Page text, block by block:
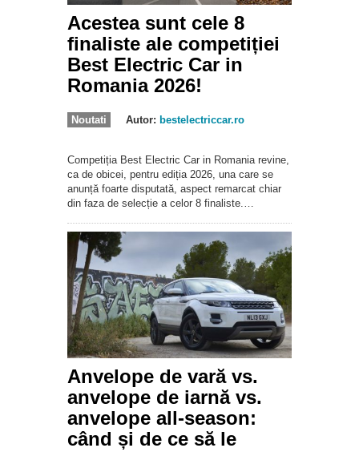
Acestea sunt cele 8
finaliste ale competiției
Best Electric Car in
Romania 2026!
Noutati Autor: bestelectriccar.ro
Competiția Best Electric Car in Romania revine,
ca de obicei, pentru ediția 2026, una care se
anunță foarte disputată, aspect remarcat chiar
din faza de selecție a celor 8 finaliste.…
Anvelope de vară vs.
anvelope de iarnă vs.
anvelope all-season:
când și de ce să le